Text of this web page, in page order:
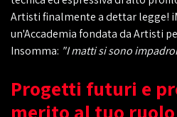
Artisti finalmente a dettar legge!
un'Accademia fondata da Artisti
Insomma: "I matti si sono
Progetti futuri e
merito al tuo